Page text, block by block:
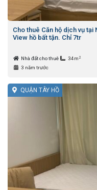
Cho thuê Căn hộ dịch vụ tại
View hồ bất tận. Chỉ 7tr
Nhà đất cho thuê 34m 2
3 năm trước
QUẬN TÂY HỒ